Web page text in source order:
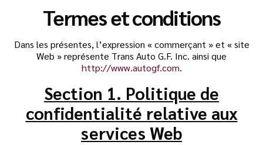
Termes et conditions
Dans les présentes, l’expression « commerçant » et « site
Web » représente Trans Auto G.F. Inc. ainsi que
http://www.autogf.com.
Section 1. Politique de
confidentialité relative aux
services Web